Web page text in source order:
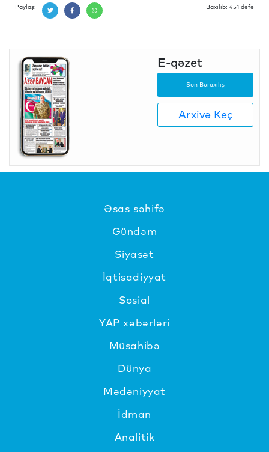
Paylaş: Baxılıb: 451 dəfə
E-qəzet
Son Buraxılış
Arxivə Keç
Əsas səhifə
Gündəm
Siyasət
İqtisadiyyat
Sosial
YAP xəbərləri
Müsahibə
Dünya
Mədəniyyat
İdman
Analitik